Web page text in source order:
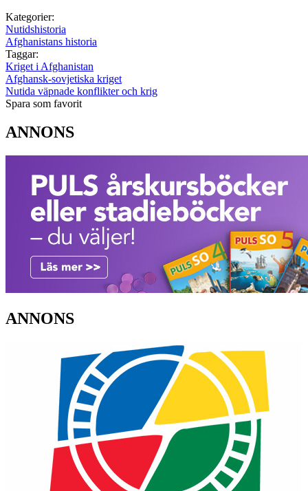
Kategorier:
Nutidshistoria
Afghanistans historia
Taggar:
Kriget i Afghanistan
Afghansk-sovjetiska kriget
Nutida väpnade konflikter och krig
Spara som favorit
ANNONS
ANNONS